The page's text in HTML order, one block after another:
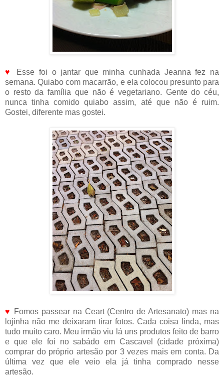
♥
Esse foi o jantar que minha cunhada Jeanna fez na
semana. Quiabo com macarrão, e ela colocou presunto para
o resto da família que não é vegetariano. Gente do céu,
nunca tinha comido quiabo assim, até que não é ruim.
Gostei, diferente mas gostei.
♥
Fomos passear na Ceart (Centro de Artesanato) mas na
lojinha não me deixaram tirar fotos. Cada coisa linda, mas
tudo muito caro. Meu irmão viu lá uns produtos feito de barro
e que ele foi no sabádo em Cascavel (cidade próxima)
comprar do próprio artesão por 3 vezes mais em conta. Da
última vez que ele veio ela já tinha comprado nesse
artesão.